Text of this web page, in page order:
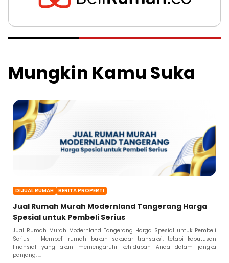
Mungkin Kamu Suka
DIJUAL RUMAH BERITA PROPERTI
Jual Rumah Murah Modernland Tangerang Harga
Spesial untuk Pembeli Serius
Jual Rumah Murah Modernland Tangerang Harga Spesial untuk Pembeli
Serius - Membeli rumah bukan sekadar transaksi, tetapi keputusan
finansial yang akan memengaruhi kehidupan Anda dalam jangka
panjang. ...